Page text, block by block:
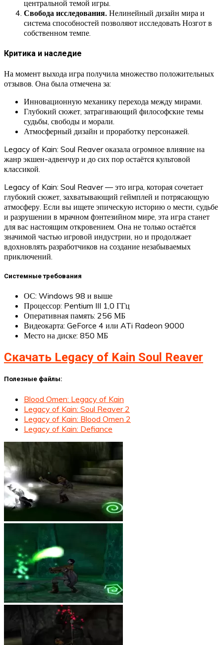
центральной темой игры.
Свобода исследования. Нелинейный дизайн мира и
система способностей позволяют исследовать Нозгот в
собственном темпе.
Критика и наследие
На момент выхода игра получила множество положительных
отзывов. Она была отмечена за:
Инновационную механику перехода между мирами.
Глубокий сюжет, затрагивающий философские темы
судьбы, свободы и морали.
Атмосферный дизайн и проработку персонажей.
Legacy of Kain: Soul Reaver оказала огромное влияние на
жанр экшен-адвенчур и до сих пор остаётся культовой
классикой.
Legacy of Kain: Soul Reaver — это игра, которая сочетает
глубокий сюжет, захватывающий геймплей и потрясающую
атмосферу. Если вы ищете эпическую историю о мести, судьбе
и разрушении в мрачном фэнтезийном мире, эта игра станет
для вас настоящим откровением. Она не только остаётся
значимой частью игровой индустрии, но и продолжает
вдохновлять разработчиков на создание незабываемых
приключений.
Системные требования
ОС: Windows 98 и выше
Процессор: Pentium III 1,0 ГГц
Оперативная память: 256 МБ
Видеокарта: GeForce 4 или ATi Radeon 9000
Место на диске: 850 МБ
Скачать Legacy of Kain Soul Reaver
Полезные файлы:
Blood Omen: Legacy of Kain
Legacy of Kain: Soul Reaver 2
Legacy of Kain: Blood Omen 2
Legacy of Kain: Defiance